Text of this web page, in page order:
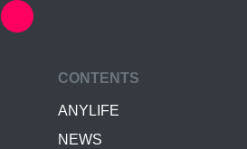
CONTENTS
ANYLIFE
NEWS